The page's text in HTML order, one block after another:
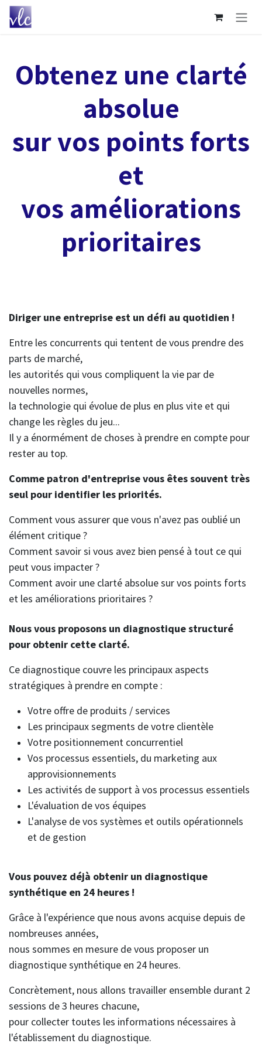
Se rendre au contenu
Obtenez une clarté
absolue
sur vos points forts
et
vos améliorations
prioritaires
Diriger une entreprise est un défi au quotidien !
Entre les concurrents qui tentent de vous prendre des
parts de marché,
les autorités qui vous compliquent la vie par de
nouvelles normes,
la technologie qui évolue de plus en plus vite et qui
change les règles du jeu...
Il y a énormément de choses à prendre en compte pour
rester au top.
Comme patron d'entreprise vous êtes souvent très
seul pour identifier les priorités.
Comment vous assurer que vous n'avez pas oublié un
élément critique ?
Comment savoir si vous avez bien pensé à tout ce qui
peut vous impacter ?
Comment avoir une clarté absolue sur vos points forts
et les améliorations prioritaires ?
Nous vous proposons un diagnostique structuré
pour obtenir cette clarté.
Ce diagnostique couvre les principaux aspects
stratégiques à prendre en compte :
Votre offre de produits / services
Les principaux segments de votre clientèle
Votre positionnement concurrentiel
Vos processus essentiels, du marketing aux
approvisionnements
Les activités de support à vos processus essentiels
L'évaluation de vos équipes
L'analyse de vos systèmes et outils opérationnels
et de gestion
Vous pouvez déjà obtenir un diagnostique
synthétique en 24 heures !
Grâce à l'expérience que nous avons acquise depuis de
nombreuses années,
nous sommes en mesure de vous proposer un
diagnostique synthétique en 24 heures.
Concrètement, nous allons travailler ensemble durant 2
sessions de 3 heures chacune,
pour collecter toutes les informations nécessaires à
l'établissement du diagnostique.